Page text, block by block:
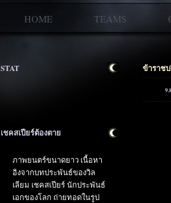
HOME TEAMS
STAT
เชคสเปียร์ต้องตาย
ภาพยนตร์ขนาดยาว เนื้อหา
อิงจากบทประพันธ์ของวิล
เลียม เชคสเปียร์ นักประพันธ์
เอกของโลก ถ่ายทอดในรูป
ข้าราช